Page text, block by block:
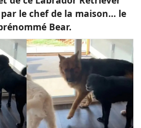
le chef de la maison… le
Bear.